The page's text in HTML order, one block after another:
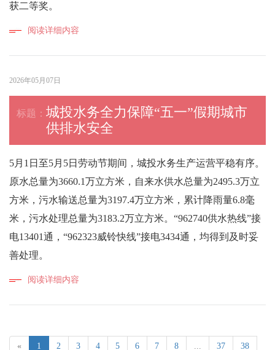
获二等奖。
阅读详细内容
2026年05月07日
城投水务全力保障“五一”假期城市
供排水安全
5月1日至5月5日劳动节期间，城投水务生产运营平稳有序。
原水总量为3660.1万立方米，自来水供水总量为2495.3万立
方米，污水输送总量为3197.4万立方米，累计降雨量6.8毫
米，污水处理总量为3183.2万立方米。“962740供水热线”接
电13401通，“962323威铃快线”接电3434通，均得到及时妥
善处理。
阅读详细内容
« 1 2 3 4 5 6 7 8 ... 37 38